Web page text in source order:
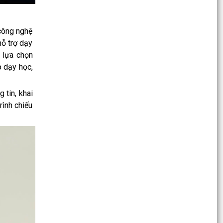
nghệ
trợ dạy
lựa chọn
dạy học,
tin, khai
chiếu